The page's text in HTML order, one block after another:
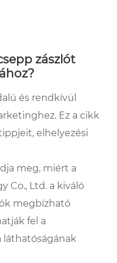
zászlót
és rendkívül
Ez a cikk
elhelyezési
meg, miért a
Co., Ltd. a kiváló
megbízható
fel a
láthatóságának